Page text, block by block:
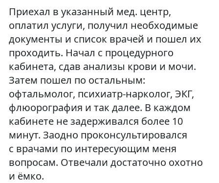
Приехал в указанный мед. центр,
оплатил услуги, получил необходимые
документы и список врачей и пошел их
проходить. Начал с процедурного
кабинета, сдав анализы крови и мочи.
Затем пошел по остальным:
офтальмолог, психиатр-нарколог, ЭКГ,
флюорография и так далее. В каждом
кабинете не задерживался более 10
минут. Заодно проконсультировался
с врачами по интересующим меня
вопросам. Отвечали достаточно охотно
и ёмко.